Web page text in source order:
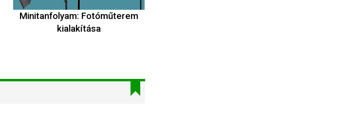
Minitanfolyam: Fotóműterem
kialakítása